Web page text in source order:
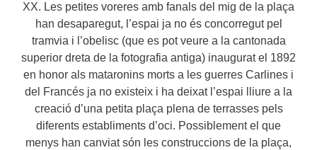
XX. Les petites voreres amb fanals del mig de la plaça
han desaparegut, l’espai ja no és concorregut pel
tramvia i l’obelisc (que es pot veure a la cantonada
superior dreta de la fotografia antiga) inaugurat el 1892
en honor als mataronins morts a les guerres Carlines i
del Francés ja no existeix i ha deixat l’espai lliure a la
creació d’una petita plaça plena de terrasses pels
diferents establiments d’oci. Possiblement el que
menys han canviat són les construccions de la plaça,